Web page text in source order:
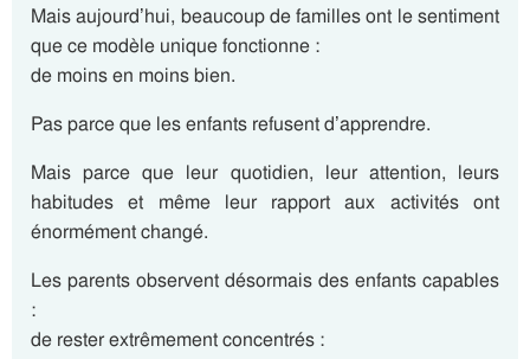
Mais aujourd’hui, beaucoup de familles ont le sentiment
que ce modèle unique fonctionne :
de moins en moins bien.
Pas parce que les enfants refusent d’apprendre.
Mais parce que leur quotidien, leur attention, leurs
habitudes et même leur rapport aux activités ont
énormément changé.
Les parents observent désormais des enfants capables
:
de rester extrêmement concentrés :